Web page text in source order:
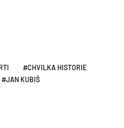
CHVILKA HISTORIE
JAN KUBIŠ